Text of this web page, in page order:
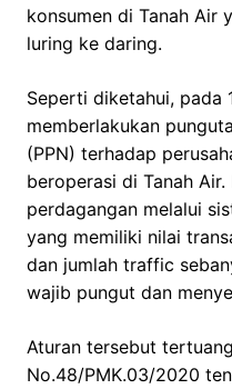
konsumen di Tanah Air
luring ke daring.
Seperti diketahui, pada
memberlakukan
(PPN) terhadap
beroperasi di Tanah Air.
perdagangan melalui
yang memiliki nilai
dan jumlah traffic
wajib pungut dan
Aturan tersebut
No.48/PMK.03/2020